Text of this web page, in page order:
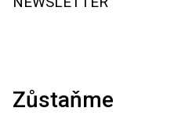
Zůstaňme